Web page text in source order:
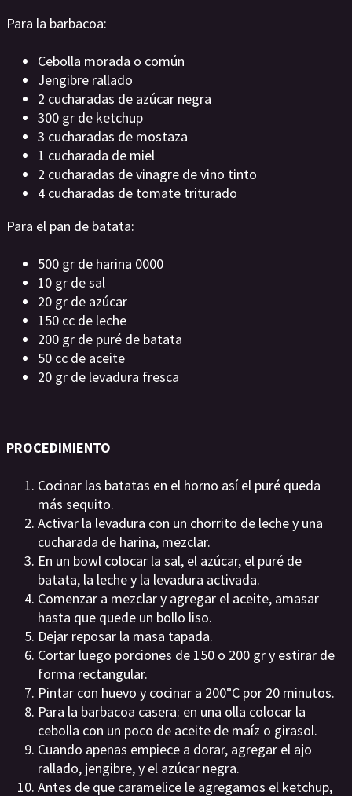
Para la barbacoa:
Cebolla morada o común
Jengibre rallado
2 cucharadas de azúcar negra
300 gr de ketchup
3 cucharadas de mostaza
1 cucharada de miel
2 cucharadas de vinagre de vino tinto
4 cucharadas de tomate triturado
Para el pan de batata:
500 gr de harina 0000
10 gr de sal
20 gr de azúcar
150 cc de leche
200 gr de puré de batata
50 cc de aceite
20 gr de levadura fresca
PROCEDIMIENTO
Cocinar las batatas en el horno así el puré queda
más sequito.
Activar la levadura con un chorrito de leche y una
cucharada de harina, mezclar.
En un bowl colocar la sal, el azúcar, el puré de
batata, la leche y la levadura activada.
Comenzar a mezclar y agregar el aceite, amasar
hasta que quede un bollo liso.
Dejar reposar la masa tapada.
Cortar luego porciones de 150 o 200 gr y estirar de
forma rectangular.
Pintar con huevo y cocinar a 200°C por 20 minutos.
Para la barbacoa casera: en una olla colocar la
cebolla con un poco de aceite de maíz o girasol.
Cuando apenas empiece a dorar, agregar el ajo
rallado, jengibre, y el azúcar negra.
Antes de que caramelice le agregamos el ketchup,